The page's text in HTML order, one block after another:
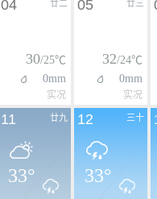
廿二
04
30/25℃
0mm
实况
廿三
05
32/24℃
0mm
实况
廿九
11
33°
三十
12
33°